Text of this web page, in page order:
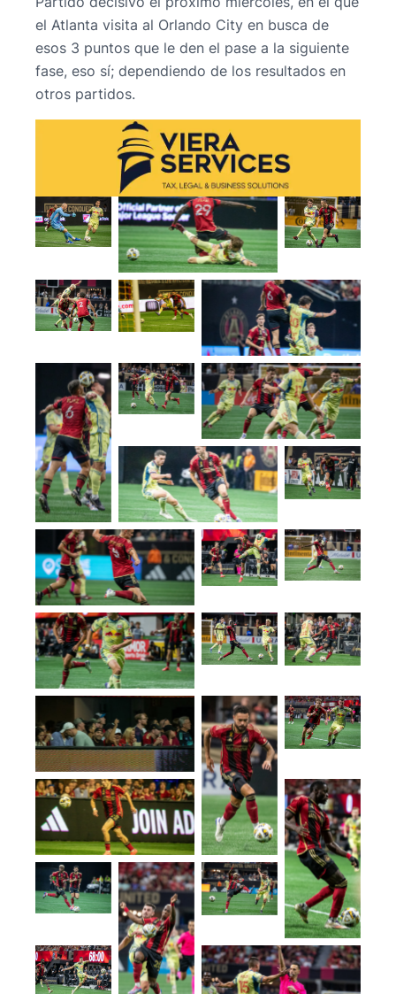
el Atlanta visita al Orlando City en busca de
esos 3 puntos que le den el pase a la siguiente
fase, eso sí; dependiendo de los resultados en
otros partidos.